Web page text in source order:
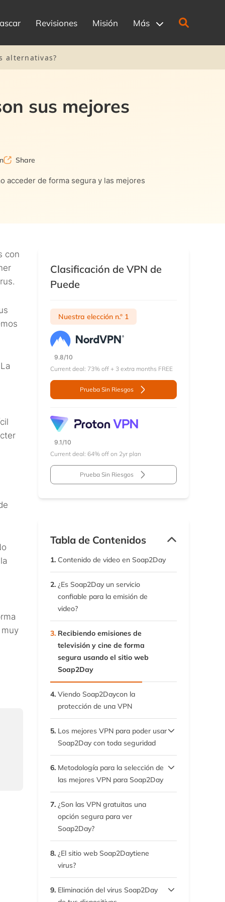
Revisiones Misión Más
alternativas?
sus mejores
Share
acceder de forma segura y las mejores
con
Clasificación de VPN de
Puede
Nuestra elección n.º 1
9.8/10
Current deal: 73% off + 3 extra months FREE
Prueba Sin Riesgos
9.1/10
Current deal: 64% off on 2yr plan
Prueba Sin Riesgos
Tabla de Contenidos
1. Contenido de video en Soap2Day
2. ¿Es Soap2Day un servicio
confiable para la emisión de
video?
3. Recibiendo emisiones de
televisión y cine de forma
segura usando el sitio web
Soap2Day
4. Viendo Soap2Daycon la
protección de una VPN
5. Los mejores VPN para poder usar
Soap2Day con toda seguridad
2. NordVPN
5.3.
3. Private Internet Access
6. Metodología para la selección de
las mejores VPN para Soap2Day
6.2. Extensa red de servidores
7. ¿Son las VPN gratuitas una
opción segura para ver
Soap2Day?
8. ¿El sitio web Soap2Daytiene
virus?
9. Eliminación del virus Soap2Day